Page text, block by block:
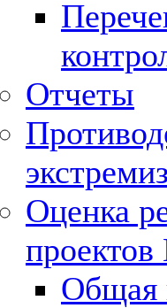
Отчеты
Оценка
Общая